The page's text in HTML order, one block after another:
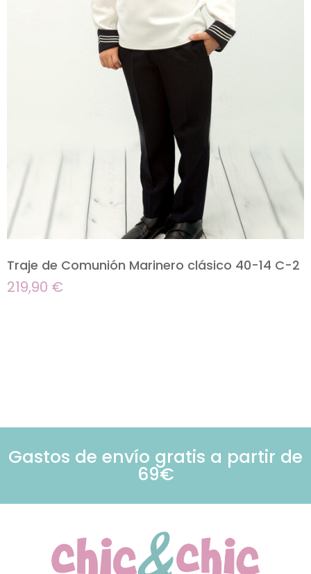
Traje de Comunión Marinero clásico 40-14 C-2
219,90 €
Gastos de envío gratis a partir de
69€